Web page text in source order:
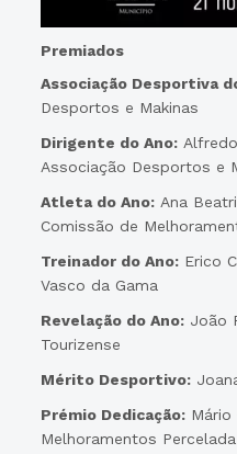
Premiados
Associação Desportiva
Desportos e Makinas
Dirigente do Ano:
Associação Desportos e
Atleta do Ano: Ana
Comissão de
Treinador do Ano: Erico
Vasco da Gama
Revelação do Ano: João
Tourizense
Mérito Desportivo:
Prémio Dedicação: Mário
Melhoramentos Percelada